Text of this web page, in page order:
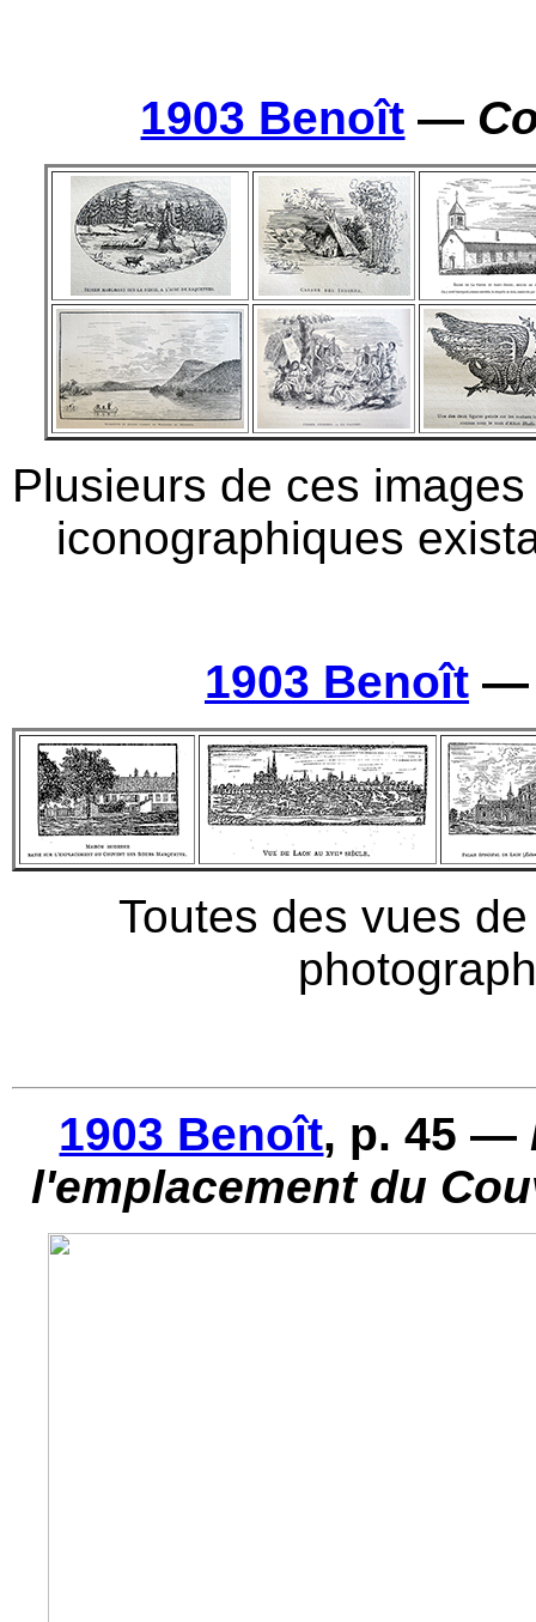
1903 Benoît —
Plusieurs de ces
iconographiques
1903 Benoît
Toutes des vues
1903 Benoît, p. 45 —
l'emplacement du